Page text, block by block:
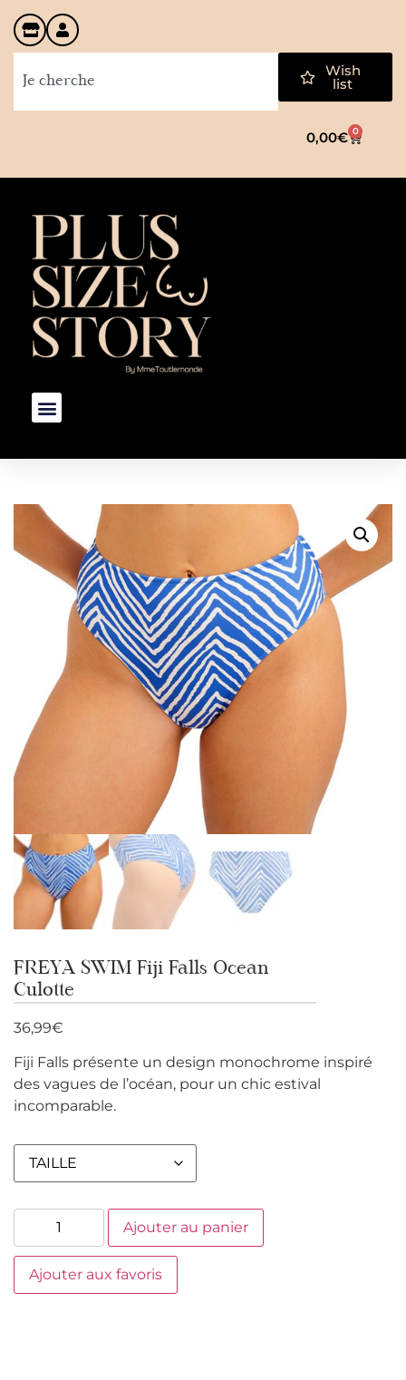
Wish
list
0,00€ 0
FREYA SWIM Fiji Falls Ocean
Culotte
36,99€
Fiji Falls présente un design monochrome inspiré
des vagues de l’océan, pour un chic estival
incomparable.
Ajouter au panier
Ajouter aux favoris